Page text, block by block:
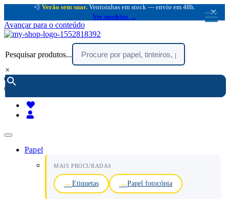
💨 Verão sem suar. Ventoinhas em stock — envio em 48h.
Ver modelos →
×
Avançar para o conteúdo
Pesquisar produtos...
×
encomendar por telefone :
(chamada rede fixa nacional)
Papel
MAIS PROCURADAS
Etiquetas Papel fotocópia